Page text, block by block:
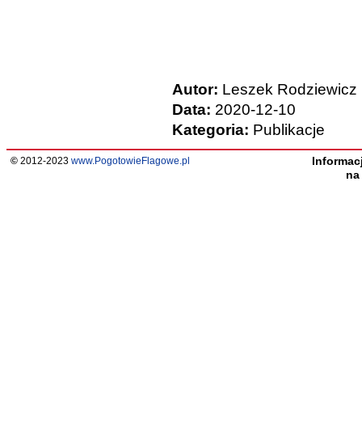
Autor: Leszek Rodziewicz
Data: 2020-12-10
Kategoria: Publikacje
© 2012-2023 www.PogotowieFlagowe.pl
na